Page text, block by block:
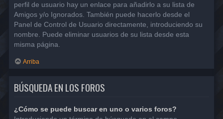
perfil de usuario hay un enlace para añadirlo a su lista de
Amigos y/o Ignorados. También puede hacerlo desde el
Panel de Control de Usuario directamente, introduciendo su
nombre. Puede eliminar usuarios de su lista desde esta
misma página.
Arriba
BÚSQUEDA EN LOS FOROS
¿Cómo se puede buscar en uno o varios foros?